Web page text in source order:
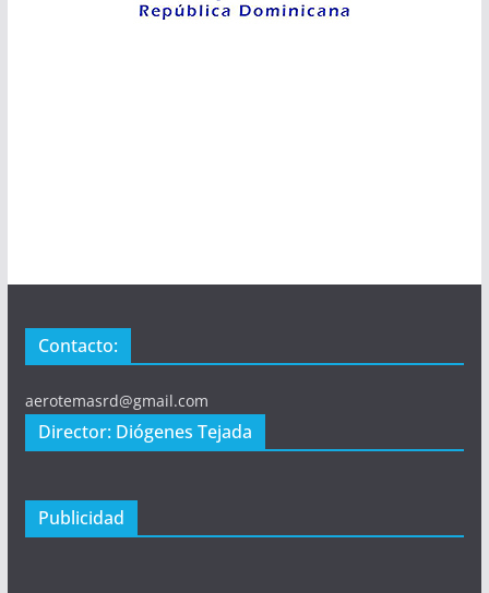
Contacto:
aerotemasrd@gmail.com
Director: Diógenes Tejada
Publicidad